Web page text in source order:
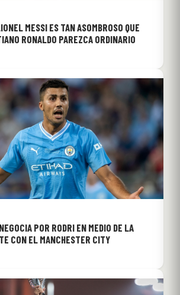
MESSI ES TAN ASOMBROSO QUE
RONALDO PAREZCA ORDINARIO
POR RODRI EN MEDIO DE LA
CON EL MANCHESTER CITY